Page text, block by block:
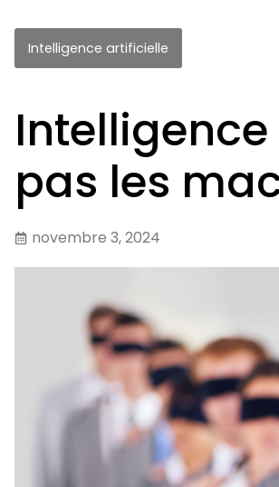
Intelligence artificielle
pas les
novembre 3, 2024